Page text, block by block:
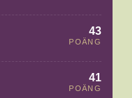
43
POÄNG
41
POÄNG